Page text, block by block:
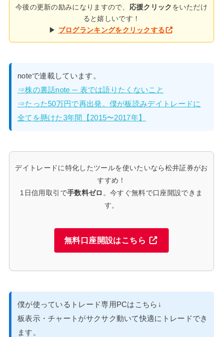
今後の更新の励みになりますので、 応援クリック をいただけ
ると嬉しいです！
▶ ブログランキングをクリックする
noteで連載しています。
⇒株の裏話note ─ 表では語りたくないこと
⇒たった50万円で再出発。僕が板読みデイトレードに
全てを懸けた3年間【2015〜2017年】
デイトレードに特化したツールを使いたいなら松井証券がお
すすめ！
1日信用取引で手数料ゼロ 。今すぐ無料で口座開設できま
す。
無料口座開設はこちら
僕が使っているトレード専用PCはこちら↓
板表示・チャートがサクサク動いて快適にトレードでき
ます。